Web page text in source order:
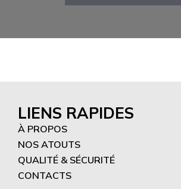
LIENS RAPIDES
À PROPOS
NOS ATOUTS
QUALITÉ & SÉCURITÉ
CONTACTS